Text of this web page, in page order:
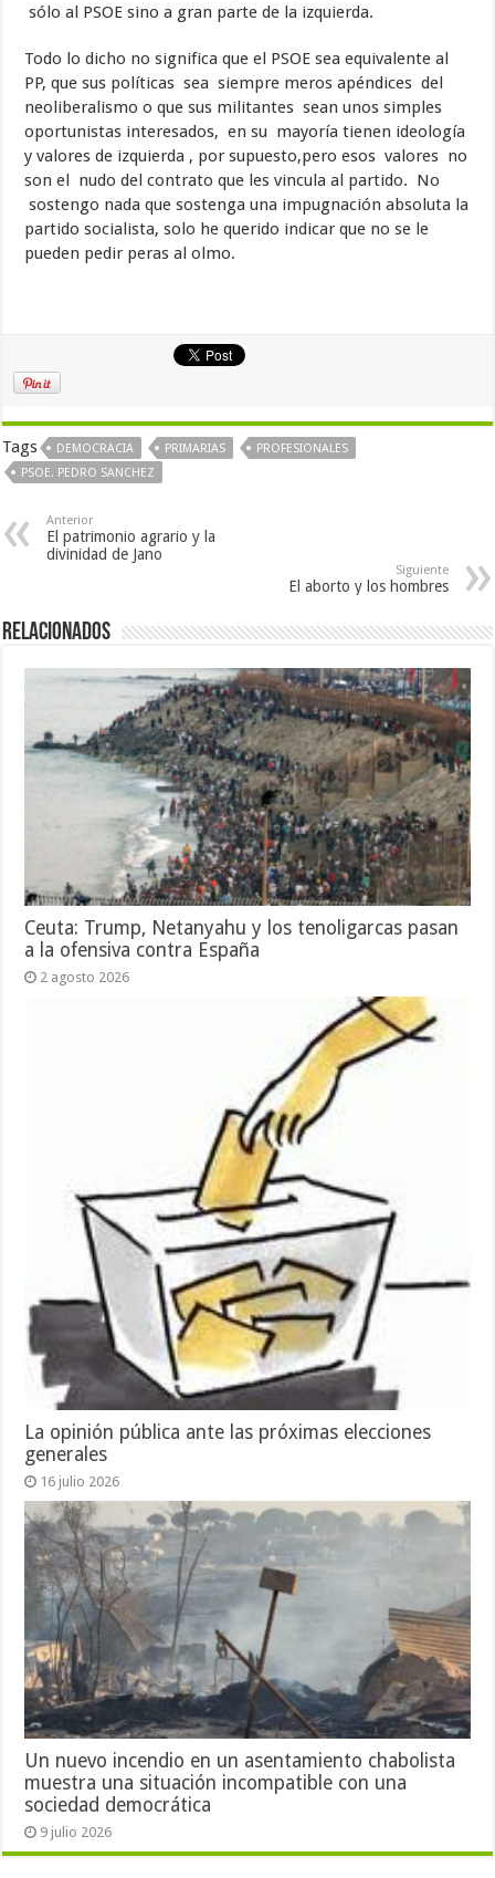
sólo al PSOE sino a gran parte de la izquierda.
Todo lo dicho no significa que el PSOE sea equivalente al
PP, que sus políticas sea siempre meros apéndices del
neoliberalismo o que sus militantes sean unos simples
oportunistas interesados, en su mayoría tienen ideología
y valores de izquierda , por supuesto,pero esos valores no
son el nudo del contrato que les vincula al partido. No
sostengo nada que sostenga una impugnación absoluta la
partido socialista, solo he querido indicar que no se le
pueden pedir peras al olmo.
Tags DEMOCRACIA PRIMARIAS
PROFESIONALES
PSOE. PEDRO SANCHEZ
Anterior
El patrimonio agrario y la
divinidad de Jano
Siguiente
El aborto y los hombres
Relacionados
Ceuta: Trump, Netanyahu y los tenoligarcas pasan
a la ofensiva contra España
2 agosto 2026
La opinión pública ante las próximas elecciones
generales
16 julio 2026
Un nuevo incendio en un asentamiento chabolista
muestra una situación incompatible con una
sociedad democrática
9 julio 2026